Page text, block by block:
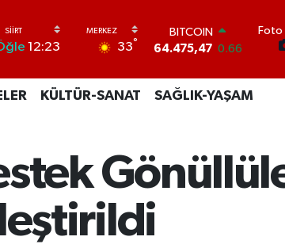
12:23 33°
64.475,47
0.66
DOLAR
55,1336 0.18
6518.23
0.39
BİST100
13.703 0
Foto
KÜLTÜR-SANAT SAĞLIK-YAŞAM